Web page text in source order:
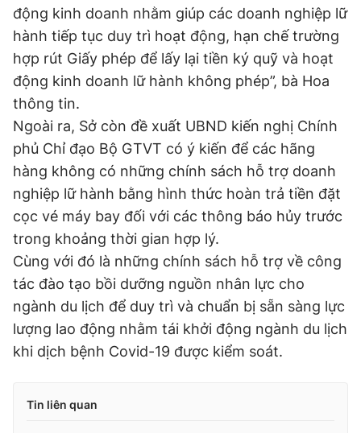
động kinh doanh nhằm giúp các doanh nghiệp lữ
hành tiếp tục duy trì hoạt động, hạn chế trường
hợp rút Giấy phép để lấy lại tiền ký quỹ và hoạt
động kinh doanh lữ hành không phép”, bà Hoa
thông tin.
Ngoài ra, Sở còn đề xuất UBND kiến nghị Chính
phủ Chỉ đạo Bộ GTVT có ý kiến để các hãng
hàng không có những chính sách hỗ trợ doanh
nghiệp lữ hành bằng hình thức hoàn trả tiền đặt
cọc vé máy bay đối với các thông báo hủy trước
trong khoảng thời gian hợp lý.
Cùng với đó là những chính sách hỗ trợ về công
tác đào tạo bồi dưỡng nguồn nhân lực cho
ngành du lịch để duy trì và chuẩn bị sẵn sàng lực
lượng lao động nhằm tái khởi động ngành du lịch
khi dịch bệnh Covid-19 được kiểm soát.
Tin liên quan